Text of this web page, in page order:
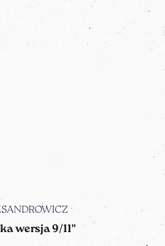
wersja 9/11"